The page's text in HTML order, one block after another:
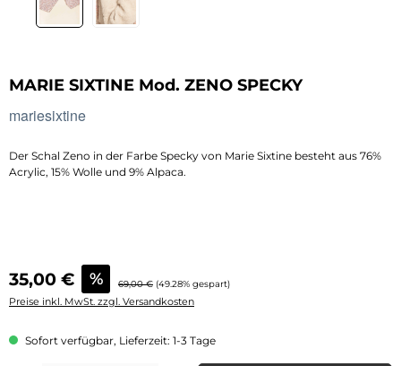
MARIE SIXTINE Mod. ZENO SPECKY
mariesixtine
Der Schal Zeno in der Farbe Specky von Marie Sixtine besteht aus 76%
Acrylic, 15% Wolle und 9% Alpaca.
Verkaufspreis:
35,00 € % Regulärer Preis:
69,00 € (49.28% gespart)
Preise inkl. MwSt. zzgl. Versandkosten
Sofort verfügbar, Lieferzeit: 1-3 Tage